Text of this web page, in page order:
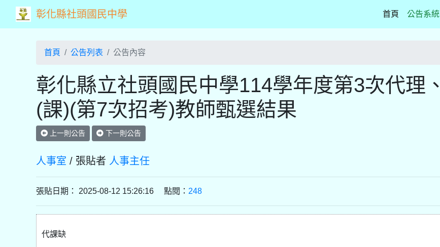
彰化縣社頭國民中學 首頁 (current)
公告系統
首頁 公告列表 公告內容
彰化縣立社頭國民中學114學年度第3次代理、
(課)(第7次招考)教師甄選結果
上一則公告 下一則公告
人事室 / 張貼者 人事主任
張貼日期： 2025-08-12 15:26:16 點閱： 248
代課缺